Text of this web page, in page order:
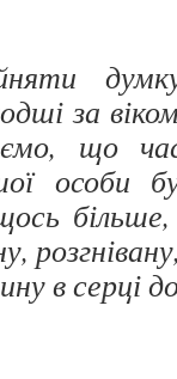
за
що
особи
в серці